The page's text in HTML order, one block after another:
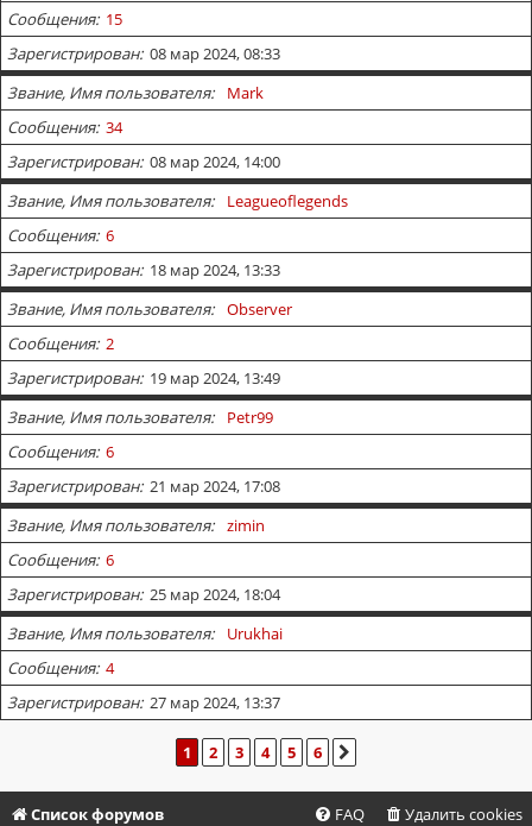
Сообщения 15
Зарегистрирован 08 мар 2024, 08:33
Звание, Имя пользователя
Mark
Сообщения 34
Зарегистрирован 08 мар 2024, 14:00
Звание, Имя пользователя
Leagueoflegends
Сообщения 6
Зарегистрирован 18 мар 2024, 13:33
Звание, Имя пользователя
Observer
Сообщения 2
Зарегистрирован 19 мар 2024, 13:49
Звание, Имя пользователя
Petr99
Сообщения 6
Зарегистрирован 21 мар 2024, 17:08
Звание, Имя пользователя
zimin
Сообщения 6
Зарегистрирован 25 мар 2024, 18:04
Звание, Имя пользователя
Urukhai
Сообщения 4
Зарегистрирован 27 мар 2024, 13:37
1 2 3 4 5 6
Список форумов Удалить cookies
FAQ